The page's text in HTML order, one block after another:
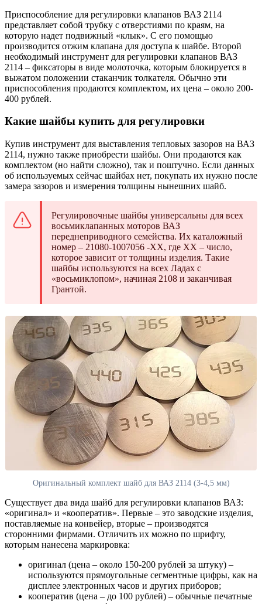
Приспособление для регулировки клапанов ВАЗ 2114
представляет собой трубку с отверстиями по краям, на
которую надет подвижный «клык». С его помощью
производится отжим клапана для доступа к шайбе. Второй
необходимый инструмент для регулировки клапанов ВАЗ
2114 – фиксаторы в виде молоточка, которым блокируется в
выжатом положении стаканчик толкателя. Обычно эти
приспособления продаются комплектом, их цена – около 200-
400 рублей.
Какие шайбы купить для регулировки
Купив инструмент для выставления тепловых зазоров на ВАЗ
2114, нужно также приобрести шайбы. Они продаются как
комплектом (но найти сложно), так и поштучно. Если данных
об используемых сейчас шайбах нет, покупать их нужно после
замера зазоров и измерения толщины нынешних шайб.
Регулировочные шайбы универсальны для всех
восьмиклапанных моторов ВАЗ
переднеприводного семейства. Их каталожный
номер – 21080-1007056 -ХХ, где ХХ – число,
которое зависит от толщины изделия. Такие
шайбы используются на всех Ладах с
«восьмиклопом», начиная 2108 и заканчивая
Грантой.
Оригинальный комплект шайб для ВАЗ 2114 (3-4,5 мм)
Существует два вида шайб для регулировки клапанов ВАЗ:
«оригинал» и «кооператив». Первые – это заводские изделия,
поставляемые на конвейер, вторые – производятся
сторонними фирмами. Отличить их можно по шрифту,
которым нанесена маркировка:
оригинал (цена – около 150-200 рублей за штуку) –
используются прямоугольные сегментные цифры, как на
дисплее электронных часов и других приборов;
кооператив (цена – до 100 рублей) – обычные печатные